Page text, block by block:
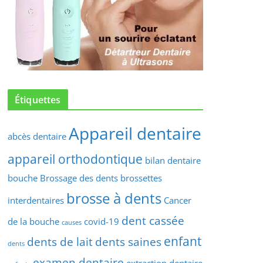
Étiquettes
abcès dentaire Appareil dentaire
appareil orthodontique bilan dentaire
bouche Brossage des dents brossettes
interdentaires brosse à dents Cancer
de la bouche causes covid-19 dent cassée
dents dents de lait dents saines enfant